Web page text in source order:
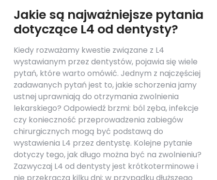
Jakie są najważniejsze pytania
dotyczące L4 od dentysty?
Kiedy rozważamy kwestie związane z L4
wystawianym przez dentystów, pojawia się wiele
pytań, które warto omówić. Jednym z najczęściej
zadawanych pytań jest to, jakie schorzenia jamy
ustnej uprawniają do otrzymania zwolnienia
lekarskiego? Odpowiedź brzmi: ból zęba, infekcje
czy konieczność przeprowadzenia zabiegów
chirurgicznych mogą być podstawą do
wystawienia L4 przez dentystę. Kolejne pytanie
dotyczy tego, jak długo można być na zwolnieniu?
Zazwyczaj L4 od dentysty jest krótkoterminowe i